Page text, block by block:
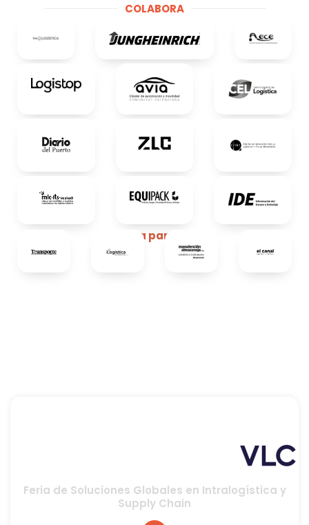
COLABORA
Media partners
Feria de Soluciones Globales en Intralogística y
Supply Chain